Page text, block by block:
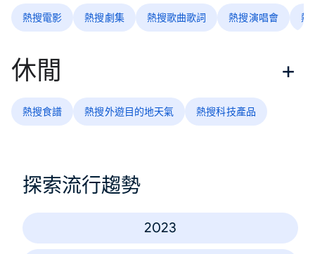
熱搜電影 熱搜劇集 熱搜歌曲歌詞 熱搜演唱會 熱
休閒
熱搜食譜 熱搜外遊目的地天氣 熱搜科技產品
探索流行趨勢
2023